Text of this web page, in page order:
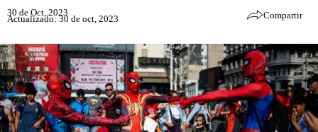
30 de Oct, 2023
Actualizado: 30 de oct, 2023 Compartir